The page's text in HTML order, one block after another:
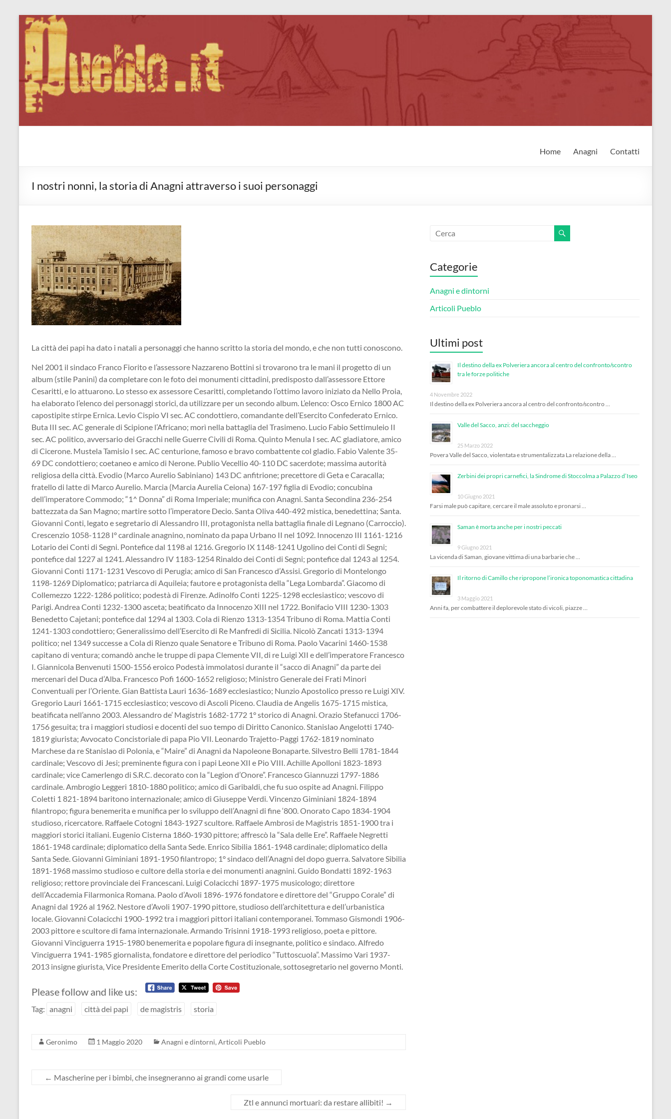
Salta
Home Anagni Contatti
I nostri nonni, la storia di Anagni attraverso i suoi personaggi
La città dei papi ha dato i natali a personaggi che hanno scritto la storia del mondo, e che non tutti conoscono.
Nel 2001 il sindaco Franco Fiorito e l’assessore Nazzareno Bottini si trovarono tra le mani il progetto di un
album (stile Panini) da completare con le foto dei monumenti cittadini, predisposto dall’assessore Ettore
Cesaritti, e lo attuarono. Lo stesso ex assessore Cesaritti, completando l’ottimo lavoro iniziato da Nello Proia,
ha elaborato l’elenco dei personaggi storici, da utilizzare per un secondo album. L’elenco: Osco Ernico 1800 AC
capostipite stirpe Ernica. Levio Cispio VI sec. AC condottiero, comandante dell’Esercito Confederato Ernico.
Buta III sec. AC generale di Scipione l’Africano; morì nella battaglia del Trasimeno. Lucio Fabio Settimuleio II
sec. AC politico, avversario dei Gracchi nelle Guerre Civili di Roma. Quinto Menula I sec. AC gladiatore, amico
di Cicerone. Mustela Tamisio I sec. AC centurione, famoso e bravo combattente col gladio. Fabio Valente 35-
69 DC condottiero; coetaneo e amico di Nerone. Publio Vecellio 40-110 DC sacerdote; massima autorità
religiosa della città. Evodio (Marco Aurelio Sabiniano) 143 DC anfitrione; precettore di Geta e Caracalla;
fratello di latte di Marco Aurelio. Marcia (Marcia Aurelia Ceiona) 167-197 figlia di Evodio; concubina
dell’imperatore Commodo; “1^ Donna” di Roma Imperiale; munifica con Anagni. Santa Secondina 236-254
battezzata da San Magno; martire sotto l’imperatore Decio. Santa Oliva 440-492 mistica, benedettina; Santa.
Giovanni Conti, legato e segretario di Alessandro III, protagonista nella battaglia finale di Legnano (Carroccio).
Crescenzio 1058-1128 I° cardinale anagnino, nominato da papa Urbano II nel 1092. Innocenzo III 1161-1216
Lotario dei Conti di Segni. Pontefice dal 1198 al 1216. Gregorio IX 1148-1241 Ugolino dei Conti di Segni;
pontefice dal 1227 al 1241. Alessandro IV 1183-1254 Rinaldo dei Conti di Segni; pontefice dal 1243 al 1254.
Giovanni Conti 1171-1231 Vescovo di Perugia; amico di San Francesco d’Assisi. Gregorio di Montelongo
1198-1269 Diplomatico; patriarca di Aquileia; fautore e protagonista della “Lega Lombarda”. Giacomo di
Collemezzo 1222-1286 politico; podestà di Firenze. Adinolfo Conti 1225-1298 ecclesiastico; vescovo di
Parigi. Andrea Conti 1232-1300 asceta; beatificato da Innocenzo XIII nel 1722. Bonifacio VIII 1230-1303
Benedetto Cajetani; pontefice dal 1294 al 1303. Cola di Rienzo 1313-1354 Tribuno di Roma. Mattia Conti
1241-1303 condottiero; Generalissimo dell’Esercito di Re Manfredi di Sicilia. Nicolò Zancati 1313-1394
politico; nel 1349 successe a Cola di Rienzo quale Senatore e Tribuno di Roma. Paolo Vacarini 1460-1538
capitano di ventura; comandò anche le truppe di papa Clemente VII, di re Luigi XII e dell’imperatore Francesco
I. Giannicola Benvenuti 1500-1556 eroico Podestà immolatosi durante il “sacco di Anagni” da parte dei
mercenari del Duca d’Alba. Francesco Pofi 1600-1652 religioso; Ministro Generale dei Frati Minori
Conventuali per l’Oriente. Gian Battista Lauri 1636-1689 ecclesiastico; Nunzio Apostolico presso re Luigi XIV.
Gregorio Lauri 1661-1715 ecclesiastico; vescovo di Ascoli Piceno. Claudia de Angelis 1675-1715 mistica,
beatificata nell’anno 2003. Alessandro de’ Magistris 1682-1772 1° storico di Anagni. Orazio Stefanucci 1706-
1756 gesuita; tra i maggiori studiosi e docenti del suo tempo di Diritto Canonico. Stanislao Angelotti 1740-
1819 giurista; Avvocato Concistoriale di papa Pio VII. Leonardo Trajetto-Paggi 1762-1819 nominato
Marchese da re Stanislao di Polonia, e “Maire” di Anagni da Napoleone Bonaparte. Silvestro Belli 1781-1844
cardinale; Vescovo di Jesi; preminente figura con i papi Leone XII e Pio VIII. Achille Apolloni 1823-1893
cardinale; vice Camerlengo di S.R.C. decorato con la “Legion d’Onore”. Francesco Giannuzzi 1797-1886
cardinale. Ambrogio Leggeri 1810-1880 politico; amico di Garibaldi, che fu suo ospite ad Anagni. Filippo
Coletti 1 821-1894 baritono internazionale; amico di Giuseppe Verdi. Vincenzo Giminiani 1824-1894
filantropo; figura benemerita e munifica per lo sviluppo dell’Anagni di fine ‘800. Onorato Capo 1834-1904
studioso, ricercatore. Raffaele Cotogni 1843-1927 scultore. Raffaele Ambrosi de Magistris 1851-1900 tra i
maggiori storici italiani. Eugenio Cisterna 1860-1930 pittore; affrescò la “Sala delle Ere”. Raffaele Negretti
1861-1948 cardinale; diplomatico della Santa Sede. Enrico Sibilia 1861-1948 cardinale; diplomatico della
Santa Sede. Giovanni Giminiani 1891-1950 filantropo; 1° sindaco dell’Anagni del dopo guerra. Salvatore Sibilia
1891-1968 massimo studioso e cultore della storia e dei monumenti anagnini. Guido Bondatti 1892-1963
religioso; rettore provinciale dei Francescani. Luigi Colacicchi 1897-1975 musicologo; direttore
dell’Accademia Filarmonica Romana. Paolo d’Avoli 1896-1976 fondatore e direttore del “Gruppo Corale” di
Anagni dal 1926 al 1962. Nestore d’Avoli 1907-1990 pittore, studioso dell’architettura e dell’urbanistica
locale. Giovanni Colacicchi 1900-1992 tra i maggiori pittori italiani contemporanei. Tommaso Gismondi 1906-
2003 pittore e scultore di fama internazionale. Armando Trisinni 1918-1993 religioso, poeta e pittore.
Giovanni Vinciguerra 1915-1980 benemerita e popolare figura di insegnante, politico e sindaco. Alfredo
Vinciguerra 1941-1985 giornalista, fondatore e direttore del periodico “Tuttoscuola”. Massimo Vari 1937-
2013 insigne giurista, Vice Presidente Emerito della Corte Costituzionale, sottosegretario nel governo Monti.
Please follow and like us:
Tag: anagni città dei papi de magistris storia
Geronimo 1 Maggio 2020 Anagni e dintorni, Articoli Pueblo
← Mascherine per i bimbi, che insegneranno ai grandi come usarle
Ztl e annunci mortuari: da restare allibiti! →
Categorie
Anagni e dintorni
Articoli Pueblo
Ultimi post
Il destino della ex Polveriera ancora al centro del confronto/scontro
tra le forze politiche
4 Novembre 2022
Il destino della ex Polveriera ancora al centro del confronto/scontro …
Valle del Sacco, anzi: del saccheggio
25 Marzo 2022
Povera Valle del Sacco, violentata e strumentalizzata La relazione della …
Zerbini dei propri carnefici, la Sindrome di Stoccolma a Palazzo d’Iseo
10 Giugno 2021
Farsi male può capitare, cercare il male assoluto e pronarsi …
Saman è morta anche per i nostri peccati
9 Giugno 2021
La vicenda di Saman, giovane vittima di una barbarie che …
Il ritorno di Camillo che ripropone l’ironica toponomastica cittadina
3 Maggio 2021
Anni fa, per combattere il deplorevole stato di vicoli, piazze …